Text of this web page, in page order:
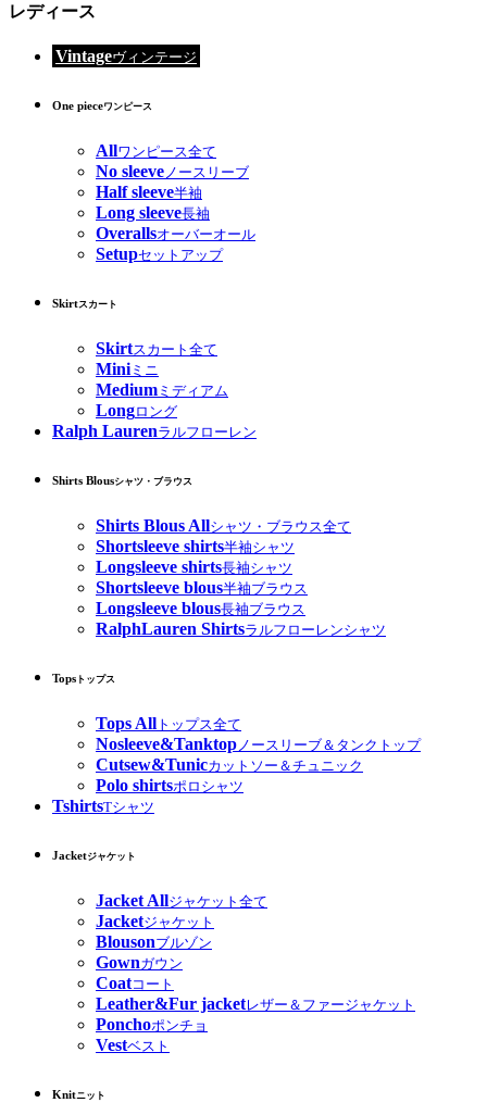
レディース
Vintageヴィンテージ
One pieceワンピース
Allワンピース全て
No sleeveノースリーブ
Half sleeve半袖
Long sleeve長袖
Overallsオーバーオール
Setupセットアップ
Skirtスカート
Skirtスカート全て
Miniミニ
Medium ミディアム
Longロング
Ralph Laurenラルフローレン
Shirts Blousシャツ・ブラウス
Shirts Blous Allシャツ・ブラウス全て
Shortsleeve shirts半袖シャツ
Longsleeve shirts長袖シャツ
Shortsleeve blous半袖ブラウス
Longsleeve blous長袖ブラウス
RalphLauren Shirtsラルフローレンシャツ
Tops トップス
Tops All トップス全て
Nosleeve&Tanktop ノースリーブ＆タンクトップ
Cutsew&Tunicカットソー＆チュニック
Polo shirtsポロシャツ
TshirtsTシャツ
Jacketジャケット
Jacket Allジャケット全て
Jacketジャケット
Blousonブルゾン
Gownガウン
Coatコート
Leather&Fur jacketレザー＆ファージャケット
Ponchoポンチョ
Vestベスト
Knitニット